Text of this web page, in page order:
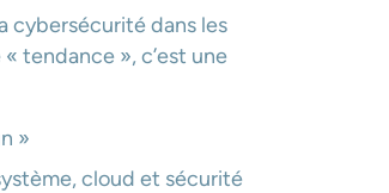
cybersécurité dans les
tendance », c’est une
»
cloud et sécurité